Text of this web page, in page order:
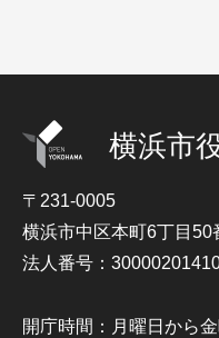
横浜市
〒231-0005
横浜市中区本町6丁目50
法人番号：
開庁時間：月曜日から